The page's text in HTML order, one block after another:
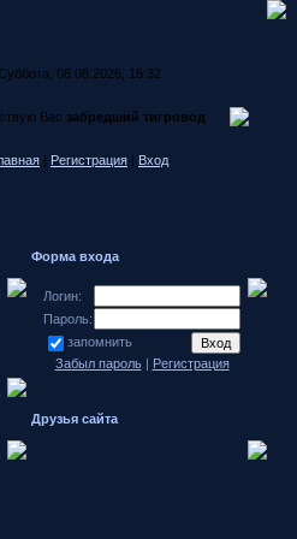
Суббота, 08.08.2026, 15:32
Вас забредший тигровод
| Регистрация | Вход
Форма входа
Логин:
Пароль:
запомнить
Забыл пароль| Регистрация
Друзья сайта